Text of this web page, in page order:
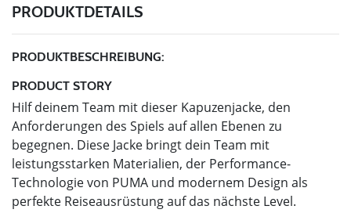
PRODUKTDETAILS
PRODUKTBESCHREIBUNG:
PRODUCT STORY
Hilf deinem Team mit dieser Kapuzenjacke, den
Anforderungen des Spiels auf allen Ebenen zu
begegnen. Diese Jacke bringt dein Team mit
leistungsstarken Materialien, der Performance-
Technologie von PUMA und modernem Design als
perfekte Reiseausrüstung auf das nächste Level.